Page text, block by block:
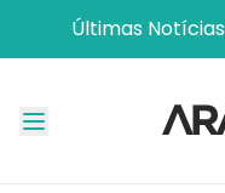
Últimas Notícias